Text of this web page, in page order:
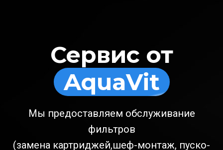
Сервис от
AquaVit
Мы предоставляем обслуживание
фильтров
(замена картриджей,шеф-монтаж, пуско-